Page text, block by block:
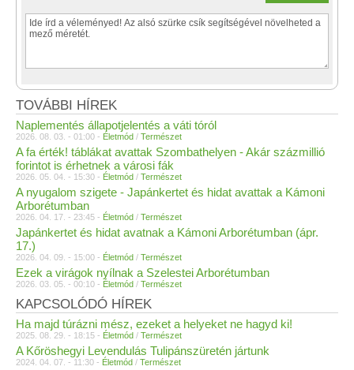
TOVÁBBI HÍREK
Naplementés állapotjelentés a váti tóról
2026. 08. 03. - 01:00 - Életmód / Természet
A fa érték! táblákat avattak Szombathelyen - Akár százmillió
forintot is érhetnek a városi fák
2026. 05. 04. - 15:30 - Életmód / Természet
A nyugalom szigete - Japánkertet és hidat avattak a Kámoni
Arborétumban
2026. 04. 17. - 23:45 - Életmód / Természet
Japánkertet és hidat avatnak a Kámoni Arborétumban (ápr.
17.)
2026. 04. 09. - 15:00 - Életmód / Természet
Ezek a virágok nyílnak a Szelestei Arborétumban
2026. 03. 05. - 00:10 - Életmód / Természet
KAPCSOLÓDÓ HÍREK
Ha majd túrázni mész, ezeket a helyeket ne hagyd ki!
2025. 08. 29. - 18:15 - Életmód / Természet
A Kőröshegyi Levendulás Tulipánszüretén jártunk
2024. 04. 07. - 11:30 - Életmód / Természet